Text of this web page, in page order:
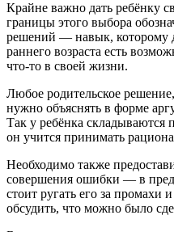
Крайне важно дать ребёнку
границы этого выбора
решений — навык, которому
раннего возраста есть
что-то в своей жизни.
Любое родительское
нужно объяснять в форме
Так у ребёнка складываются
он учится принимать
Необходимо также
совершения ошибки — в
стоит ругать его за промахи
обсудить, что можно было